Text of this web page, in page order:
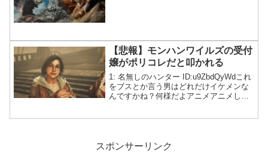
【悲報】モンハンワイルズの受付
嬢がポリコレだと叩かれる
1: 名無しのハンター ID:u9ZbdQyWdこれ
をブスとか言う男はどれだけイケメンな
んですかね？何様だよアニメアニメして
スポンサーリンク